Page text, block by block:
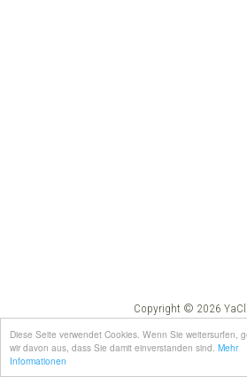
Diese Seite verwendet Cookies. Wenn Sie weitersurfen,
wir davon aus, dass Sie damit einverstanden sind. Mehr
Informationen
Copyright © 2026
Impressum
AGB